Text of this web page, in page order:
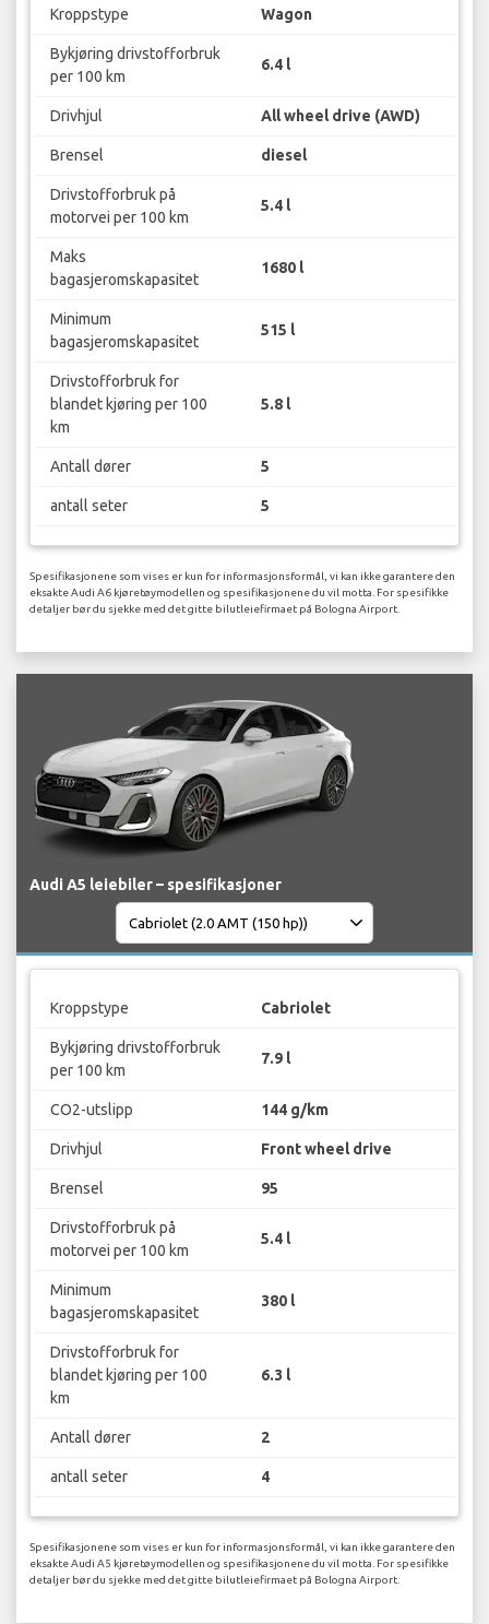
Kroppstype Wagon
Bykjøring drivstofforbruk
per 100 km
6.4 l
Drivhjul All wheel drive (AWD)
Brensel diesel
Drivstofforbruk på
motorvei per 100 km
5.4 l
Maks
bagasjeromskapasitet
1680 l
Minimum
bagasjeromskapasitet
515 l
Drivstofforbruk for
blandet kjøring per 100
km
5.8 l
Antall dører 5
antall seter 5
Spesifikasjonene som vises er kun for informasjonsformål, vi kan ikke garantere den
eksakte Audi A6 kjøretøymodellen og spesifikasjonene du vil motta. For spesifikke
detaljer bør du sjekke med det gitte bilutleiefirmaet på Bologna Airport.
Audi A5 leiebiler – spesifikasjoner
Kroppstype Cabriolet
Bykjøring drivstofforbruk
per 100 km
7.9 l
CO2-utslipp 144 g/km
Drivhjul Front wheel drive
Brensel 95
Drivstofforbruk på
motorvei per 100 km
5.4 l
Minimum
bagasjeromskapasitet
380 l
Drivstofforbruk for
blandet kjøring per 100
km
6.3 l
Antall dører 2
antall seter 4
Spesifikasjonene som vises er kun for informasjonsformål, vi kan ikke garantere den
eksakte Audi A5 kjøretøymodellen og spesifikasjonene du vil motta. For spesifikke
detaljer bør du sjekke med det gitte bilutleiefirmaet på Bologna Airport.